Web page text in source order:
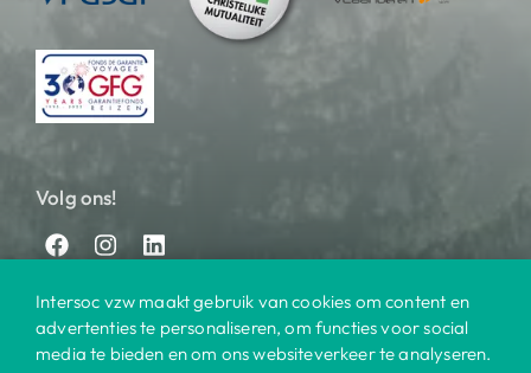
Volg ons!
Intersoc vzw maakt gebruik van cookies om content en
advertenties te personaliseren, om functies voor social
media te bieden en om ons websiteverkeer te analyseren.